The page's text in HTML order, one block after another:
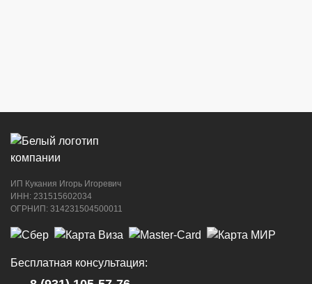
ИП Кукания Игорь Игоревич
ИНН: 231515602034
ОГРНИП: 314231504500011
Бесплатная консультация: